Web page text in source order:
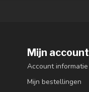
Mijn account
Account informatie
Mijn bestellingen